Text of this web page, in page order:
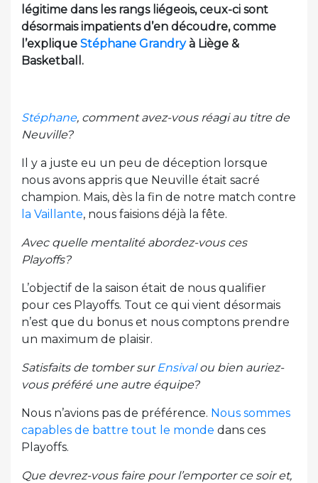
légitime dans les rangs liégeois, ceux-ci sont
désormais impatients d’en découdre, comme
l’explique Stéphane Grandryà Liège &
Basketball.
Stéphane, comment avez-vous réagi au titre de
Neuville?
Il y a juste eu un peu de déception lorsque
nous avons appris que Neuville était sacré
champion. Mais, dès la fin de notre match contre
la Vaillante, nous faisions déjà la fête.
Avec quelle mentalité abordez-vous ces
Playoffs?
L’objectif de la saison était de nous qualifier
pour ces Playoffs. Tout ce qui vient désormais
n’est que du bonus et nous comptons prendre
un maximum de plaisir.
Satisfaits de tomber sur Ensivalou bien auriez-
vous préféré une autre équipe?
Nous n’avions pas de préférence. Nous sommes
capables de battre tout le monde dans ces
Playoffs.
Que devrez-vous faire pour l’emporter ce soir et,